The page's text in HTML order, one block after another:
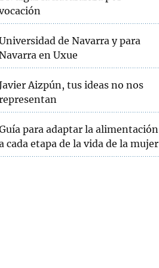
de Navarra y para
en Uxue
Aizpún, tus ideas no nos
para adaptar la alimentación
cada etapa de la vida de la mujer